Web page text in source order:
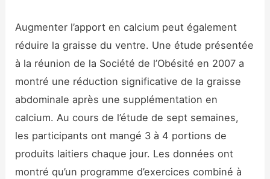
Augmenter l’apport en calcium peut également
réduire la graisse du ventre. Une étude présentée
à la réunion de la Société de l’Obésité en 2007 a
montré une réduction significative de la graisse
abdominale après une supplémentation en
calcium. Au cours de l’étude de sept semaines,
les participants ont mangé 3 à 4 portions de
produits laitiers chaque jour. Les données ont
montré qu’un programme d’exercices combiné à